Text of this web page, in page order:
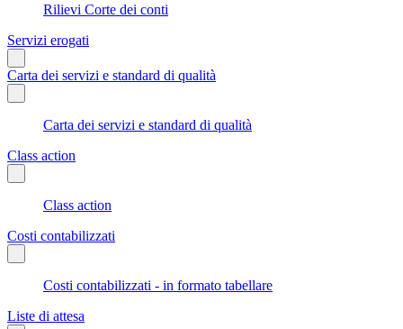
Rilievi Corte dei conti
Servizi erogati
Carta dei servizi e standard di qualità
Carta dei servizi e standard di qualità
Class action
Class action
Costi contabilizzati
Costi contabilizzati - in formato tabellare
Liste di attesa